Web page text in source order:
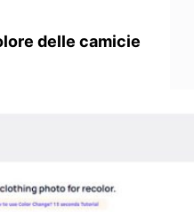
delle camicie